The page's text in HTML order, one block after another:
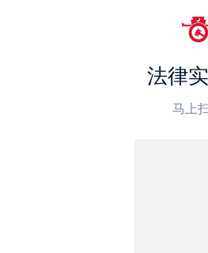
法律
马上